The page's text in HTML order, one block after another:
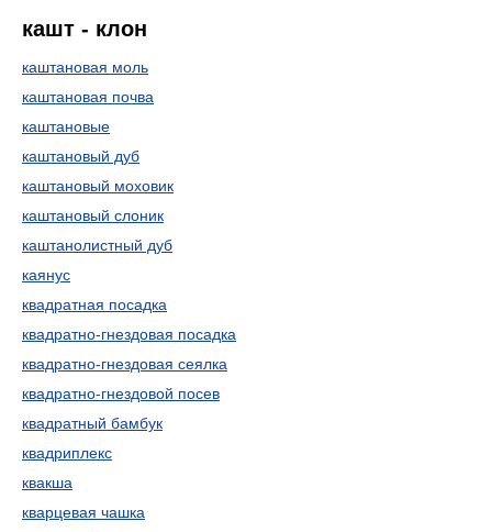
кашт - клон
каштановая моль
каштановая почва
каштановые
каштановый дуб
каштановый моховик
каштановый слоник
каштанолистный дуб
каянус
квадратная посадка
квадратно-гнездовая посадка
квадратно-гнездовая сеялка
квадратно-гнездовой посев
квадратный бамбук
квадриплекс
квакша
кварцевая чашка